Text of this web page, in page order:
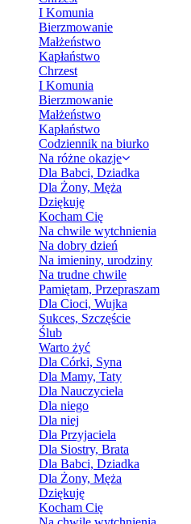
I Komunia
Bierzmowanie
Małżeństwo
Kapłaństwo
Chrzest
I Komunia
Bierzmowanie
Małżeństwo
Kapłaństwo
Codziennik na biurko
Na różne okazje
Dla Babci, Dziadka
Dla Żony, Męża
Dziękuję
Kocham Cię
Na chwile wytchnienia
Na dobry dzień
Na imieniny, urodziny
Na trudne chwile
Pamiętam, Przepraszam
Dla Cioci, Wujka
Sukces, Szczęście
Ślub
Warto żyć
Dla Córki, Syna
Dla Mamy, Taty
Dla Nauczyciela
Dla niego
Dla niej
Dla Przyjaciela
Dla Siostry, Brata
Dla Babci, Dziadka
Dla Żony, Męża
Dziękuję
Kocham Cię